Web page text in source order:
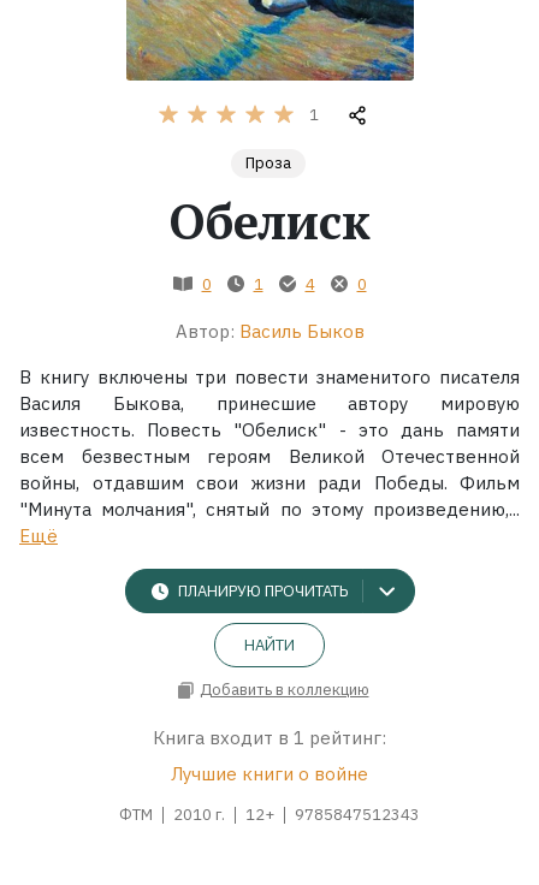
1
Проза
Обелиск
0 1 4 0
Автор: Василь Быков
В книгу включены три повести знаменитого писателя
Василя Быкова, принесшие автору мировую
известность. Повесть "Обелиск" - это дань памяти
всем безвестным героям Великой Отечественной
войны, отдавшим свои жизни ради Победы. Фильм
"Минута молчания", снятый по этому произведению,...
Ещё
ПЛАНИРУЮ ПРОЧИТАТЬ
НАЙТИ
Добавить в коллекцию
Книга входит в 1 рейтинг:
Лучшие книги о войне
ФТМ 2010 г. 12+ 9785847512343